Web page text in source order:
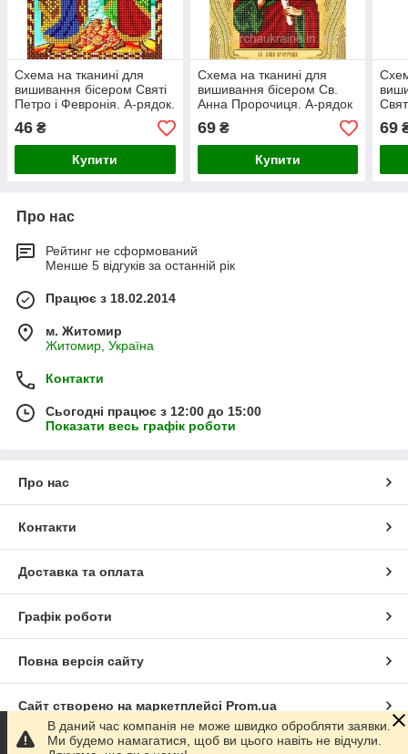
Схема на тканині для
вишивання бісером Святі
Петро і Февронія. А-рядок.
46 ₴
Купити
Схема на тканині для
вишивання бісером Св.
Анна Пророчиця. А-рядок
69₴
Купити
69
Про нас
Рейтинг не сформований
Менше 5 відгуків за останній рік
Працює з 18.02.2014
м. Житомир
Житомир, Україна
Контакти
Сьогодні працює з 12:00 до 15:00
Показати весь графік роботи
Про нас
Контакти
Доставка та оплата
Графік роботи
Повна версія сайту
Сайт створено на маркетплейсі Prom.ua
Політика конфіденційності
В даний час компанія не може швидко обробляти заявки.
Ми будемо намагатися, щоб ви цього навіть не відчули.